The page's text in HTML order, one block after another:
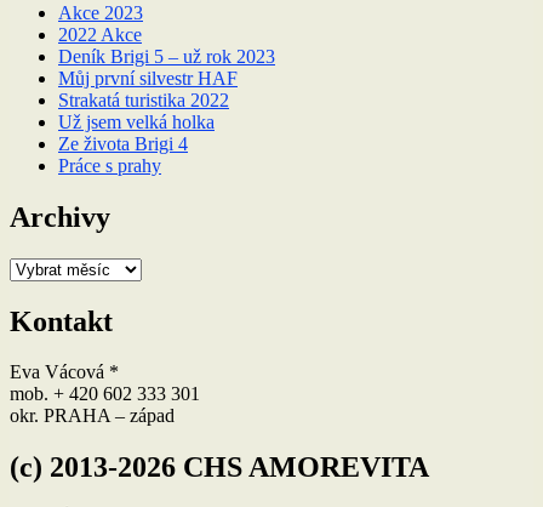
Akce 2023
2022 Akce
Deník Brigi 5 – už rok 2023
Můj první silvestr HAF
Strakatá turistika 2022
Už jsem velká holka
Ze života Brigi 4
Práce s prahy
Archivy
Archivy
Kontakt
Eva Vácová *
mob. + 420 602 333 301
okr. PRAHA – západ
(c) 2013-2026 CHS AMOREVITA